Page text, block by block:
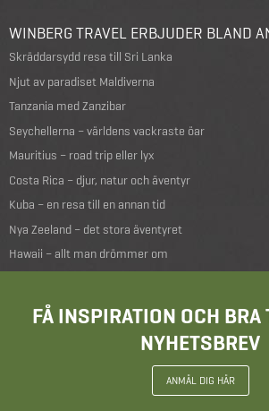
WINBERG TRAVEL ERBJUDER BLAND
Skräddarsydd resa till Sri Lanka
Njut av paradiset Maldiverna
Tanzania med Zanzibar
Seychellerna – världens vackraste öar
Mauritius – road trip eller lyx
Costa Rica – djur, natur och äventyr
Kuba – en resa till en annan tid
Nya Zeeland – det stora äventyret
Hawaii – allt man drömmer om
FÅ INSPIRATION OCH BRA
NYHETSBREV
ANMÄL DIG HÄR